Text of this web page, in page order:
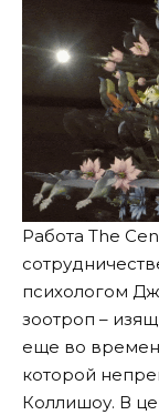
Работа The
психологом
зоотроп –
еще во
которой
Коллишоу. В